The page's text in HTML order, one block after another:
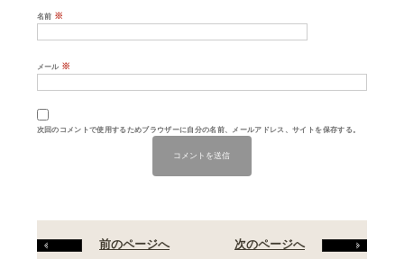
名前 ※
メール ※
次回のコメントで使用するためブラウザーに自分の名前、メールアドレス、サイトを保存する。
次のページへ
前のページへ